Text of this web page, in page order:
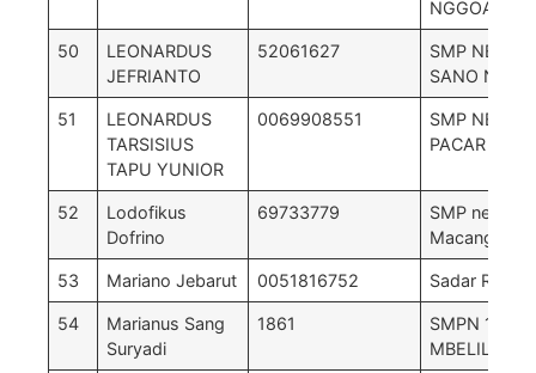
NGGOANG
50
LEONARDUS
JEFRIANTO
52061627
SMP
SANO
51
LEONARDUS
TARSISIUS
TAPU YUNIOR
0069908551
SMP
PACAR
52
Lodofikus
Dofrino
69733779
SMP negeri 2
Macang
53 Mariano Jebarut 0051816752 Sadar
54
Marianus Sang
Suryadi
1861
SMPN 1
MBELILING